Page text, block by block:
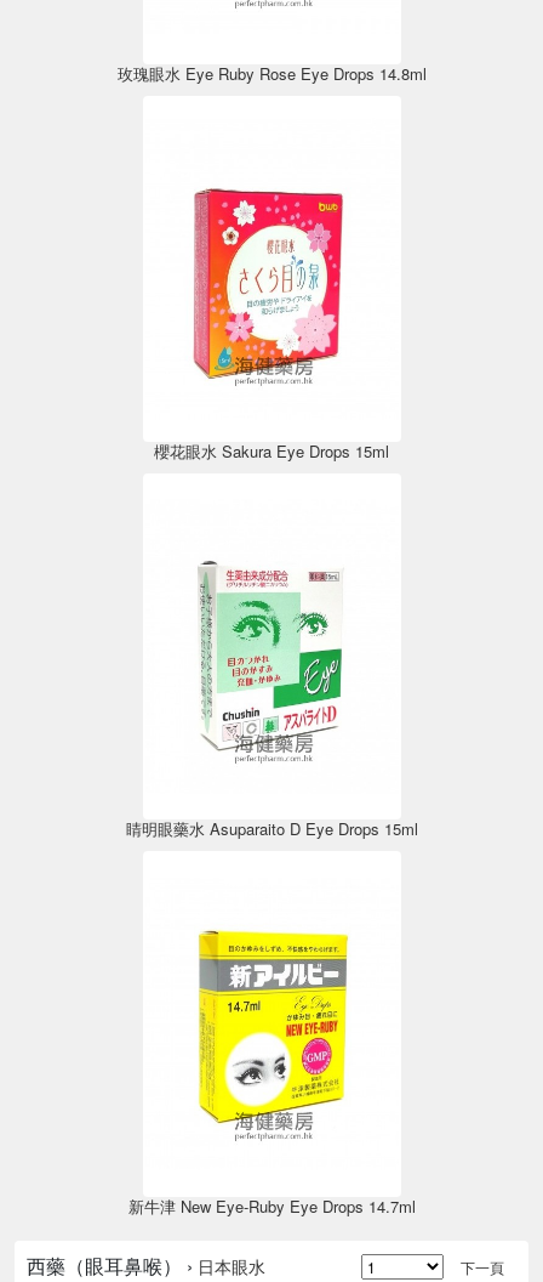
玫瑰眼水 Eye Ruby Rose Eye Drops 14.8ml
櫻花眼水 Sakura Eye Drops 15ml
睛明眼藥水 Asuparaito D Eye Drops 15ml
新牛津 New Eye-Ruby Eye Drops 14.7ml
西藥（眼耳鼻喉） › 日本眼水 下一頁